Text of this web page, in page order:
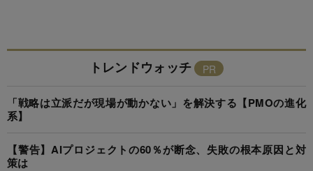
トレンドウォッチ
「戦略は立派だが現場が動かない」を解決する【PMOの進化
系】
【警告】AIプロジェクトの60％が断念、失敗の根本原因と対
策は